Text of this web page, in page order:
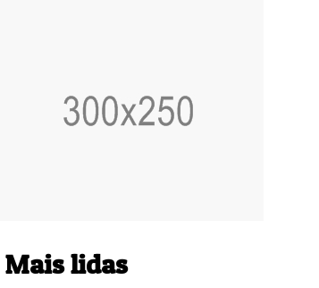
Mais lidas